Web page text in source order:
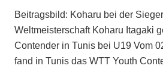
Beitragsbild: Koharu bei der
Weltmeisterschaft Koharu Itagaki
Contender in Tunis bei U19 Vom
fand in Tunis das WTT Youth